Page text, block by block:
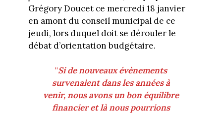
Grégory Doucet ce mercredi 18 janvier
en amont du conseil municipal de ce
jeudi, lors duquel doit se dérouler le
débat d’orientation budgétaire.
"Si de nouveaux évènements
survenaient dans les années à
venir, nous avons un bon équilibre
financier et là nous pourrions